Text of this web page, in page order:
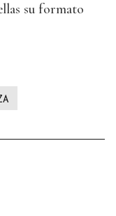
su formato